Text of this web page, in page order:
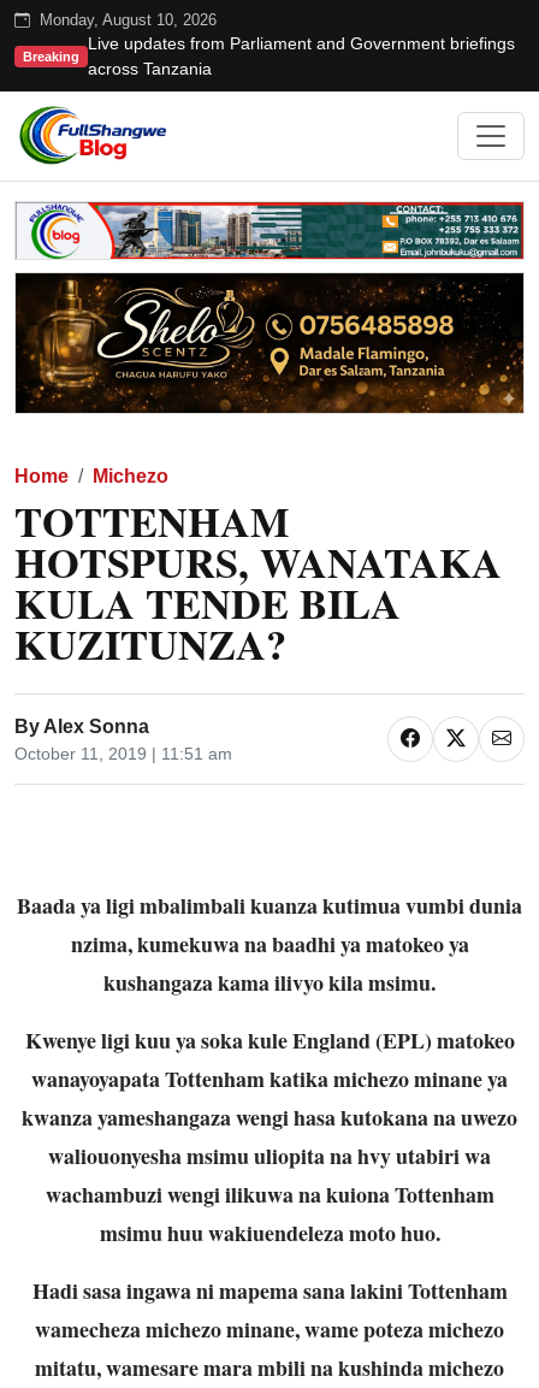
Monday, August 10, 2026
Breaking
Live updates from Parliament and Government briefings
across Tanzania
Home Michezo
TOTTENHAM
HOTSPURS, WANATAKA
KULA TENDE BILA
KUZITUNZA?
By Alex Sonna
October 11, 2019 | 11:51 am
Baada ya ligi mbalimbali kuanza kutimua vumbi dunia
nzima, kumekuwa na baadhi ya matokeo ya
kushangaza kama ilivyo kila msimu.
Kwenye ligi kuu ya soka kule England (EPL) matokeo
wanayoyapata Tottenham katika michezo minane ya
kwanza yameshangaza wengi hasa kutokana na uwezo
waliouonyesha msimu uliopita na hvy utabiri wa
wachambuzi wengi ilikuwa na kuiona Tottenham
msimu huu wakiuendeleza moto huo.
Hadi sasa ingawa ni mapema sana lakini Tottenham
wamecheza michezo minane, wame poteza michezo
mitatu, wamesare mara mbili na kushinda michezo